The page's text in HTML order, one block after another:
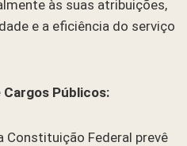
às suas atribuições,
e a eficiência do serviço
Públicos:
Constituição Federal prevê